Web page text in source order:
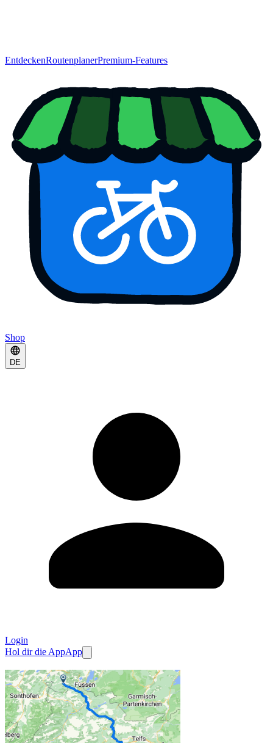
EntdeckenRoutenplanerPremium-Features
Shop
DE
Login
Hol dir die AppApp